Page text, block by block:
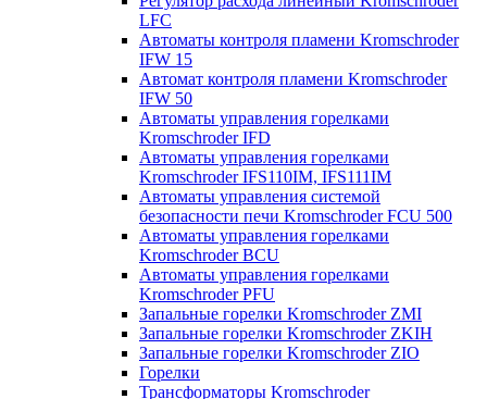
LFC
Автоматы контроля пламени Kromschroder
IFW 15
Автомат контроля пламени Kromschroder
IFW 50
Автоматы управления горелками
Kromschroder IFD
Автоматы управления горелками
Kromschroder IFS110IM, IFS111IM
Автоматы управления системой
безопасности печи Kromschroder FCU 500
Автоматы управления горелками
Kromschroder BCU
Автоматы управления горелками
Kromschroder PFU
Запальные горелки Kromschroder ZМI
Запальные горелки Kromschroder ZKIH
Запальные горелки Kromschroder ZIO
Горелки
Трансформаторы Kromschroder